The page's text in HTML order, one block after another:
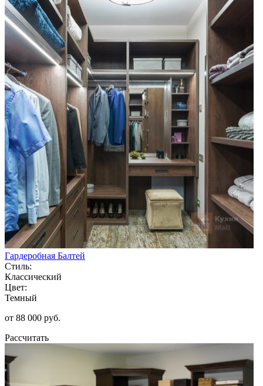
Гардеробная Балтей
Стиль:
Классический
Цвет:
Темный
от 88 000 руб.
Рассчитать